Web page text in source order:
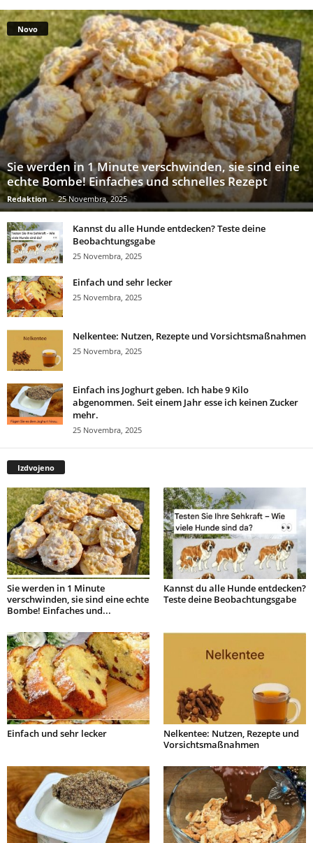
Novo
Sie werden in 1 Minute verschwinden, sie sind eine
echte Bombe! Einfaches und schnelles Rezept
Redaktion - 25 Novembra, 2025
Kannst du alle Hunde entdecken? Teste deine
Beobachtungsgabe
25 Novembra, 2025
Einfach und sehr lecker
25 Novembra, 2025
Nelkentee: Nutzen, Rezepte und Vorsichtsmaßnahmen
25 Novembra, 2025
Einfach ins Joghurt geben. Ich habe 9 Kilo
abgenommen. Seit einem Jahr esse ich keinen Zucker
mehr.
25 Novembra, 2025
Izdvojeno
Sie werden in 1 Minute
verschwinden, sie sind eine echte
Bombe! Einfaches und...
Kannst du alle Hunde entdecken?
Teste deine Beobachtungsgabe
Einfach und sehr lecker
Nelkentee: Nutzen, Rezepte und
Vorsichtsmaßnahmen